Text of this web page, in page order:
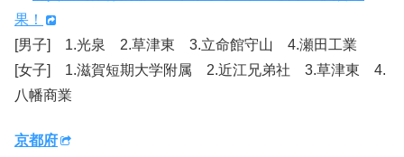
果！
[男子] 1.光泉 2.草津東 3.立命館守山 4.瀬田工業
[女子] 1.滋賀短期大学附属 2.近江兄弟社 3.草津東 4.
八幡商業
京都府